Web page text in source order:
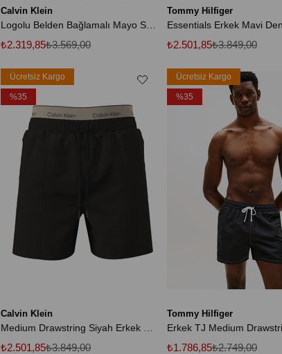
Calvin Klein
Logolu Belden Bağlamalı Mayo Short LV00N6102832W Erkek MAYO SHORT LV00N61028 32W
₺2.319,85₺3.569,00
Tommy Hilfiger
Essentials Erkek Mavi
₺2.501,85₺3.849,00
Calvin Klein
₺2.501,85₺3.849,00
Ücretsiz Kargo
%35
Tommy Hilfiger
₺1.786,85₺2.749,00
Ücretsiz Kargo
%35